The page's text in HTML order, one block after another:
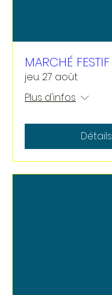
MARCHÉ FESTIF
jeu. 27 août
Plus d'infos
Détails